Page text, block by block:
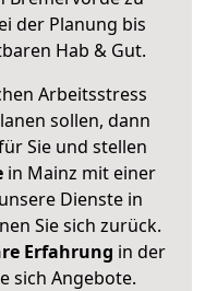
der Planung bis
Hab & Gut.
Arbeitsstress
sollen, dann
Sie und stellen
in Mainz mit einer
Dienste in
Sie sich zurück.
Erfahrung in der
sich Angebote.